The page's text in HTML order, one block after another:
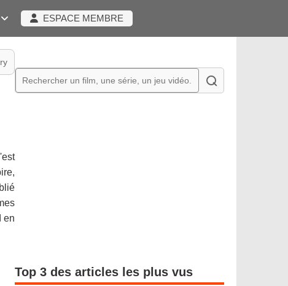
ESPACE MEMBRE
en
Top 3 des articles les plus vus